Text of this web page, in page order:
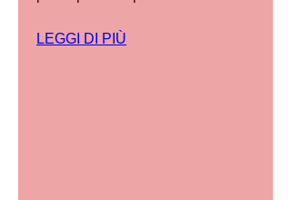
LEGGI DI PIÙ